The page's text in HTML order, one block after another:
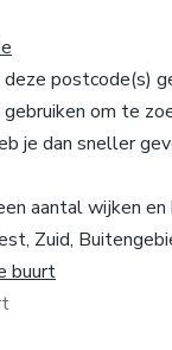
postcode(s)
om te
je dan sneller
aantal wijken en
Zuid,
buurt